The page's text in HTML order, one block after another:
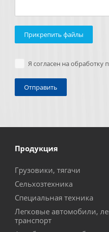
Прикрепить файлы
Я согласен на обработку
Продукция
Грузовики, тягачи
Сельхозтехника
Специальная техника
Легковые автомобили,
транспорт